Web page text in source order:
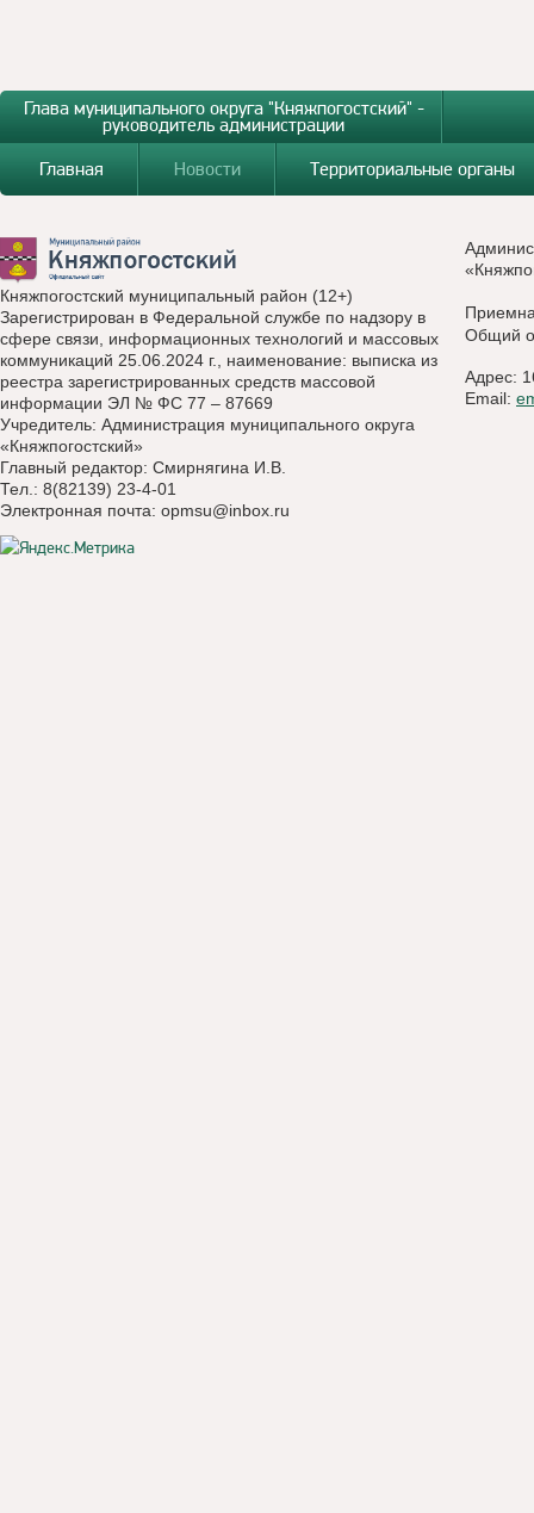
Глава муниципального округа "Княжпогостский" -
руководитель администрации
Главная
Новости Территориальные органы
Княжпогостский муниципальный район (12+)
Зарегистрирован в Федеральной службе по надзору в
сфере связи, информационных технологий и массовых
коммуникаций 25.06.2024 г., наименование: выписка из
реестра зарегистрированных средств массовой
информации ЭЛ № ФС 77 – 87669
Учредитель: Администрация муниципального округа
«Княжпогостский»
Главный редактор: Смирнягина И.В.
Тел.: 8(82139) 23-4-01
Электронная почта: opmsu@inbox.ru
Общий
Адрес:
Email: